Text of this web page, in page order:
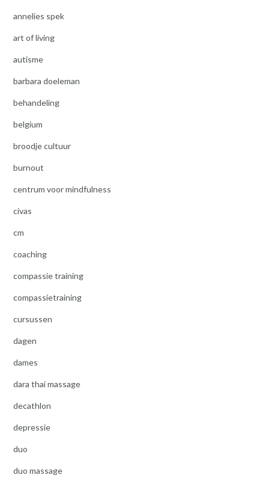
annelies spek
art of living
autisme
barbara doeleman
behandeling
belgium
broodje cultuur
burnout
centrum voor mindfulness
civas
cm
coaching
compassie training
compassietraining
cursussen
dagen
dames
dara thai massage
decathlon
depressie
duo
duo massage